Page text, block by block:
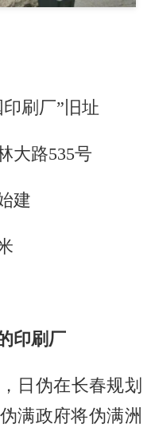
刷厂”旧址
路535号
建
刷厂
伪在长春规划
满政府将伪满洲